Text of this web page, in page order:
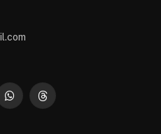
WhatsAppThreads